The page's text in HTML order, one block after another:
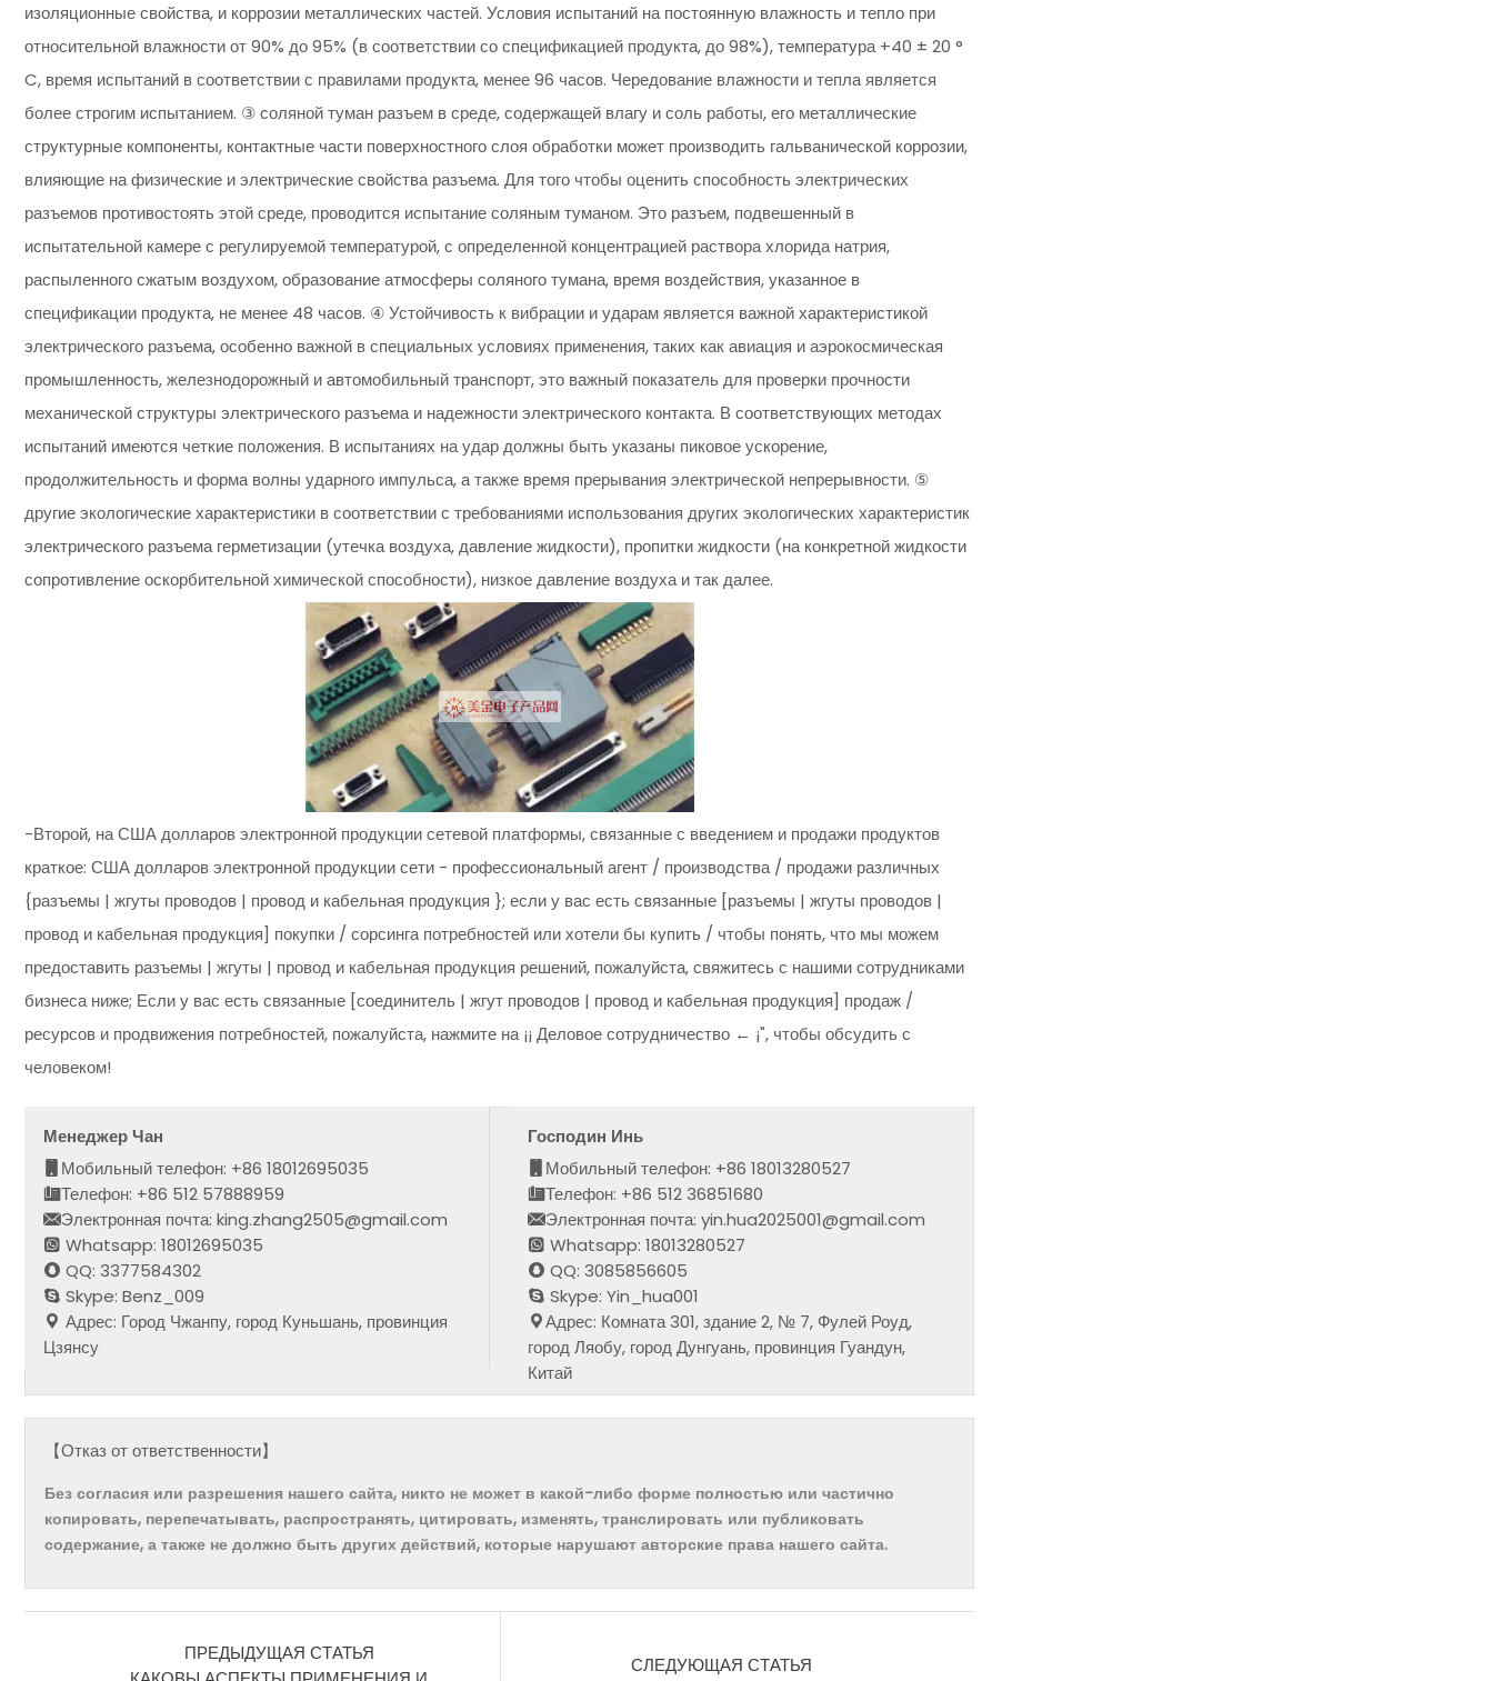
изоляционные свойства, и коррозии металлических частей. Условия испытаний на постоянную влажность и тепло при
относительной влажности от 90% до 95% (в соответствии со спецификацией продукта, до 98%), температура +40 ± 20 °
C, время испытаний в соответствии с правилами продукта, менее 96 часов. Чередование влажности и тепла является
более строгим испытанием. ③ соляной туман разъем в среде, содержащей влагу и соль работы, его металлические
структурные компоненты, контактные части поверхностного слоя обработки может производить гальванической коррозии,
влияющие на физические и электрические свойства разъема. Для того чтобы оценить способность электрических
разъемов противостоять этой среде, проводится испытание соляным туманом. Это разъем, подвешенный в
испытательной камере с регулируемой температурой, с определенной концентрацией раствора хлорида натрия,
распыленного сжатым воздухом, образование атмосферы соляного тумана, время воздействия, указанное в
спецификации продукта, не менее 48 часов. ④ Устойчивость к вибрации и ударам является важной характеристикой
электрического разъема, особенно важной в специальных условиях применения, таких как авиация и аэрокосмическая
промышленность, железнодорожный и автомобильный транспорт, это важный показатель для проверки прочности
механической структуры электрического разъема и надежности электрического контакта. В соответствующих методах
испытаний имеются четкие положения. В испытаниях на удар должны быть указаны пиковое ускорение,
продолжительность и форма волны ударного импульса, а также время прерывания электрической непрерывности. ⑤
другие экологические характеристики в соответствии с требованиями использования других экологических характеристик
электрического разъема герметизации (утечка воздуха, давление жидкости), пропитки жидкости (на конкретной жидкости
сопротивление оскорбительной химической способности), низкое давление воздуха и так далее.
-Второй, на США долларов электронной продукции сетевой платформы, связанные с введением и продажи продуктов
краткое: США долларов электронной продукции сети - профессиональный агент / производства / продажи различных
{разъемы | жгуты проводов | провод и кабельная продукция }; если у вас есть связанные [разъемы | жгуты проводов |
провод и кабельная продукция] покупки / сорсинга потребностей или хотели бы купить / чтобы понять, что мы можем
предоставить разъемы | жгуты | провод и кабельная продукция решений, пожалуйста, свяжитесь с нашими сотрудниками
бизнеса ниже; Если у вас есть связанные [соединитель | жгут проводов | провод и кабельная продукция] продаж /
ресурсов и продвижения потребностей, пожалуйста, нажмите на ¡¡ Деловое сотрудничество ← ¡", чтобы обсудить с
человеком!
Менеджер Чан
Мобильный телефон: +86 18012695035
Телефон: +86 512 57888959
Электронная почта: king.zhang2505@gmail.com
Whatsapp: 18012695035
QQ: 3377584302
Skype: Benz_009
Адрес: Город Чжанпу, город Куньшань, провинция
Цзянсу
Господин Инь
Мобильный телефон: +86 18013280527
Телефон: +86 512 36851680
Электронная почта: yin.hua2025001@gmail.com
Whatsapp: 18013280527
QQ: 3085856605
Skype: Yin_hua001
Адрес: Комната 301, здание 2, № 7, Фулей Роуд,
город Ляобу, город Дунгуань, провинция Гуандун,
Китай
【Отказ от ответственности】
Без согласия или разрешения нашего сайта, никто не может в какой-либо форме полностью или частично
копировать, перепечатывать, распространять, цитировать, изменять, транслировать или публиковать
содержание, а также не должно быть других действий, которые нарушают авторские права нашего сайта.
ПРЕДЫДУЩАЯ СТАТЬЯ
СЛЕДУЮЩАЯ СТАТЬЯ